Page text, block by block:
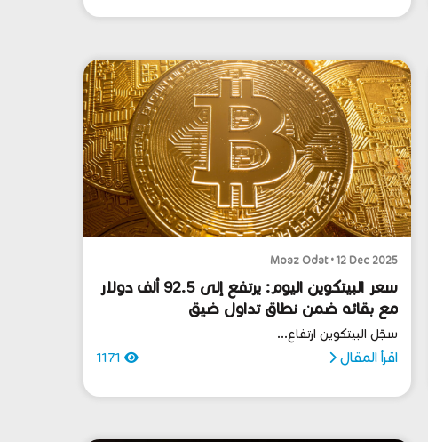
Moaz Odat • 12 Dec 2025
سعر البيتكوين اليوم: يرتفع إلى 92.5 ألف دولار
مع بقائه ضمن نطاق تداول ضيق
سجّل البيتكوين ارتفاع...
اقرأ المقال 1171